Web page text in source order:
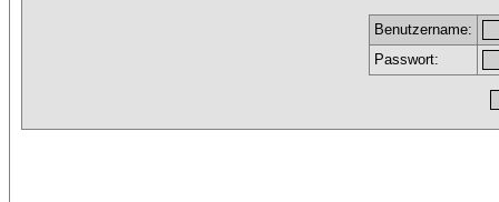
Benutzername:
Passwort: